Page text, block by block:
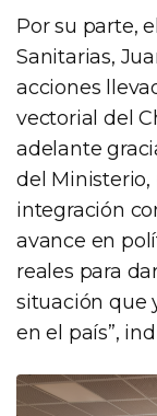
Por su parte,
Sanitarias,
acciones
vectorial del
adelante
del Ministerio,
integración
avance en
reales para
situación que
en el país”,